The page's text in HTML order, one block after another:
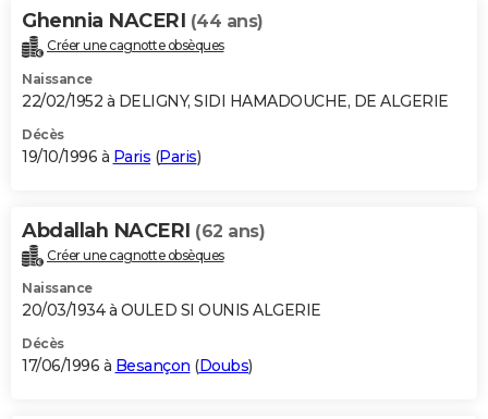
Ghennia NACERI (44 ans)
Créer une cagnotte obsèques
Naissance
22/02/1952 à DELIGNY, SIDI HAMADOUCHE, DE ALGERIE
Décès
19/10/1996 à Paris (Paris)
Abdallah NACERI (62 ans)
Créer une cagnotte obsèques
Naissance
20/03/1934 à OULED SI OUNIS ALGERIE
Décès
17/06/1996 à Besançon (Doubs)